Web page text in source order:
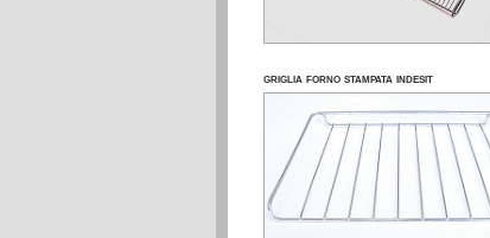
griglia forno stampata indesit